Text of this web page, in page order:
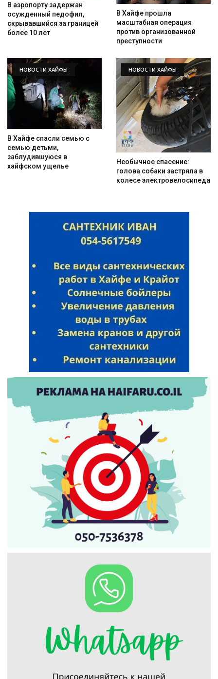
В аэропорту задержан
осужденный педофил,
скрывавшийся за границей
более 10 лет
В Хайфе прошла
масштабная операция
против организованной
преступности
НОВОСТИ ХАЙФЫ
В Хайфе спасли семью с
семью детьми,
заблудившуюся в
хайфском ущелье
НОВОСТИ ХАЙФЫ
Необычное спасение:
голова собаки застряла в
колесе электровелосипеда